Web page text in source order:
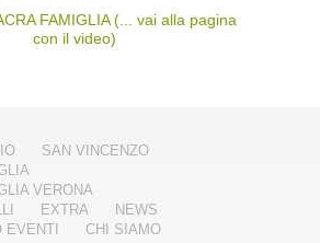
FAMIGLIA (... vai alla pagina
con il video)
SAN VINCENZO
VERONA
EXTRA
NEWS
EVENTI
CHI SIAMO